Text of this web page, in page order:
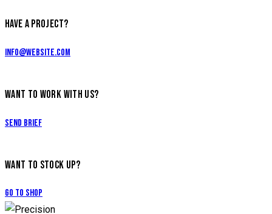
HAVE A PROJECT?
info@website.com
WANT TO WORK WITH US?
Send Brief
WANT TO STOCK UP?
Go to Shop